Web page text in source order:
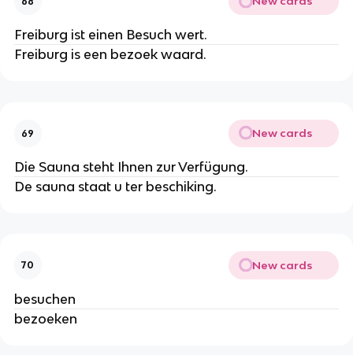
Freiburg ist einen Besuch wert.
Freiburg is een bezoek waard.
69 New cards
Die Sauna steht Ihnen zur Verfügung.
De sauna staat u ter beschiking.
70 New cards
besuchen
bezoeken